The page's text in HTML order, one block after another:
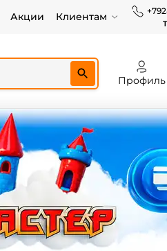
Акции Клиентам
Профиль